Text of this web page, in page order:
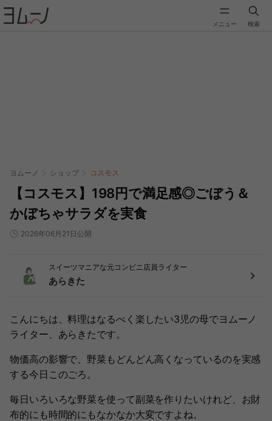
メニュー 検索
ヨムーノ ショップ コスモス
【コスモス】198円で満足感◎ごぼう＆
かぼちゃサラダを実食
2026年06月21日公開
スイーツマニアな元コンビニ店員ライター
あらきた
こんにちは、料理はなるべく楽したい3児の母でヨムーノ
ライター、あらきたです。
物価高の影響で、野菜もどんどん高くなっているのを実感
する今日このごろ。
毎日いろいろな野菜を使って副菜を作りたいけれど、お財
布的にも時間的にもなかなか大変ですよね。